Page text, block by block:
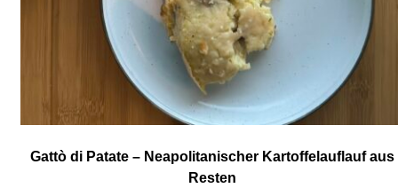
Gattò di Patate – Neapolitanischer Kartoffelauflauf aus
Resten